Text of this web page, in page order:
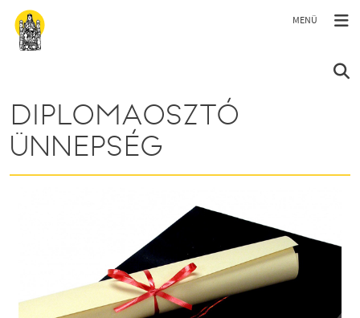
Ugrás a tartalomra
DIPLOMAOSZTÓ
ÜNNEPSÉG